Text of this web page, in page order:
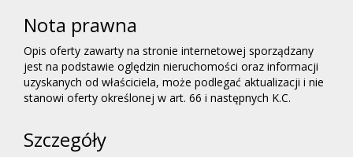
Nota prawna
Opis oferty zawarty na stronie internetowej sporządzany
jest na podstawie oględzin nieruchomości oraz informacji
uzyskanych od właściciela, może podlegać aktualizacji i nie
stanowi oferty określonej w art. 66 i następnych K.C.
Szczegóły